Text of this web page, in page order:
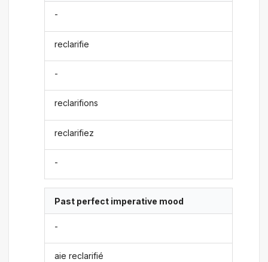
-
reclarifie
-
reclarifions
reclarifiez
-
Past perfect imperative mood
-
aie reclarifié